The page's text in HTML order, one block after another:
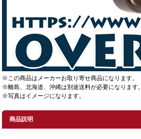
※この商品はメーカーお取り寄せ商品になります。
※離島、北海道、沖縄は別途送料が必要になります。
※写真はイメージになります。
商品説明